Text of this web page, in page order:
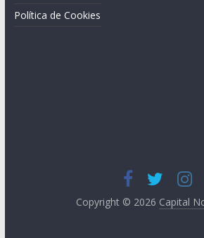
Política de Cookies
Copyright © 2026 Capital